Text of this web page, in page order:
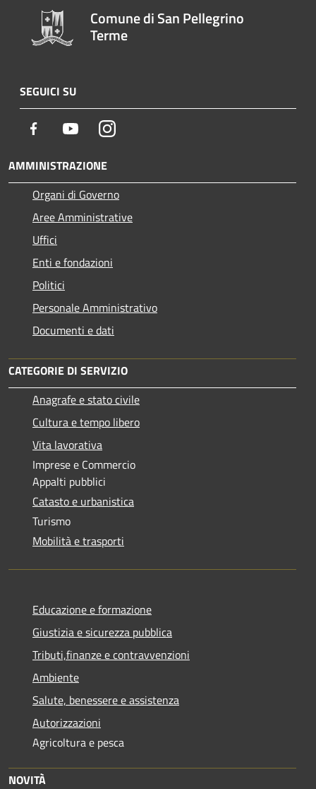
Comune di San Pellegrino
Terme
SEGUICI SU
Facebook YoutubeInstagram
AMMINISTRAZIONE
Organi di Governo
Aree Amministrative
Uffici
Enti e fondazioni
Politici
Personale Amministrativo
Documenti e dati
CATEGORIE DI SERVIZIO
Anagrafe e stato civile
Cultura e tempo libero
Vita lavorativa
Imprese e Commercio
Appalti pubblici
Catasto e urbanistica
Turismo
Mobilità e trasporti
Educazione e formazione
Giustizia e sicurezza pubblica
Tributi,finanze e contravvenzioni
Ambiente
Salute, benessere e assistenza
Autorizzazioni
Agricoltura e pesca
NOVITÀ